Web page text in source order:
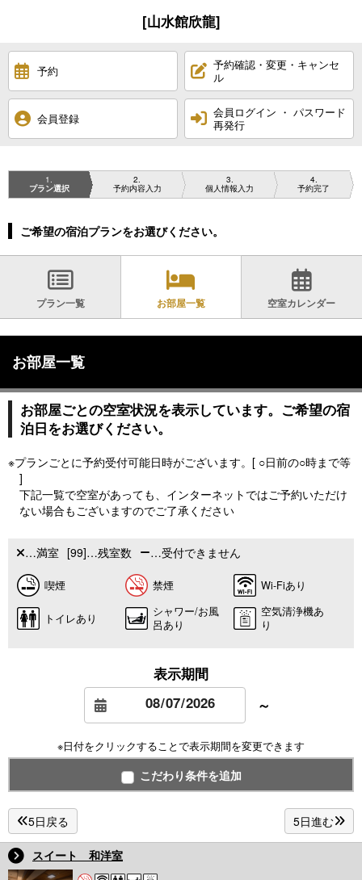
[山水館欣龍]
予約
予約確認・変更・キャンセ
ル
会員登録
会員ログイン ・ パスワード
再発行
1
プラン選択
2
予約内容入力
3
個人情報入力
4
予約完了
ご希望の宿泊プランをお選びください。
プラン一覧 お部屋一覧 空室カレンダー
お部屋一覧
お部屋ごとの空室状況を表示しています。ご希望の宿
泊日をお選びください。
※プランごとに予約受付可能日時がございます。[ ○日前の○時まで等
]
下記一覧で空室があっても、インターネットではご予約いただけ
ない場合もございますのでご了承ください
…満室 [99]…残室数 …受付できません
喫煙 禁煙 Wi-Fiあり
トイレあり
シャワー/お風
呂あり
空気清浄機あ
り
表示期間
～
※日付をクリックすることで表示期間を変更できます
こだわり条件を追加
5日戻る 5日進む
スイート 和洋室